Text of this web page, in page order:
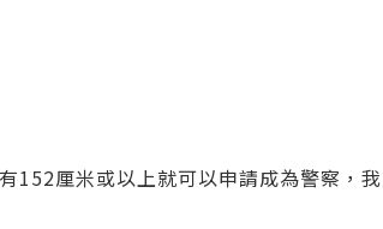
152厘米或以上就可以申請成為警察，